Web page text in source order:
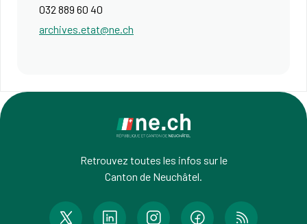
032 889 60 40
archives.etat@ne.ch
Retrouvez toutes les infos sur le
Canton de Neuchâtel.